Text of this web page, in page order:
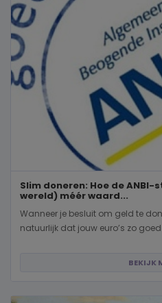
Slim doneren: Hoe de
wereld) méér waard...
Wanneer je besluit om geld te
natuurlijk dat jouw euro’s zo
BEKIJK